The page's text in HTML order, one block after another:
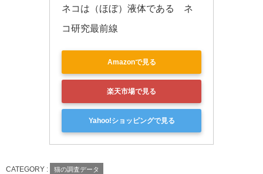
ネコは（ほぼ）液体である　ネ
コ研究最前線
Amazonで見る
楽天市場で見る
Yahoo!ショッピングで見る
CATEGORY : 猫の調査データ